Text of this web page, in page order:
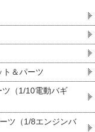
ト＆パーツ
ツ（1/10電動バギ
ツ（1/8エンジンバ